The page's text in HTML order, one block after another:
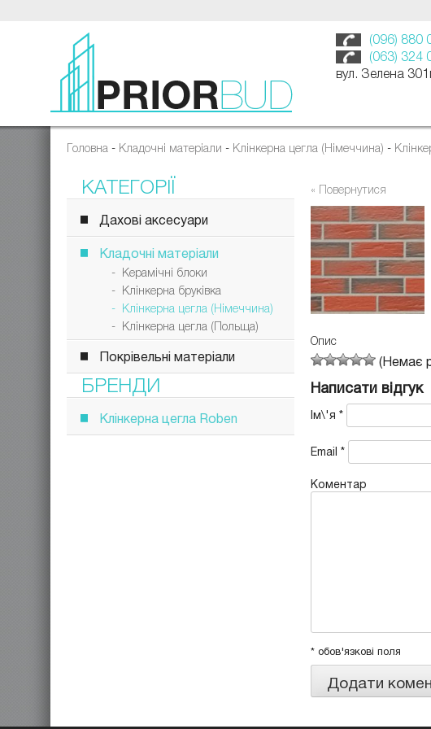
(096) 880
(063) 324
вул. Зелена
Головна - Кладочні матеріали - Клінкерна цегла (Німеччина) -
КАТЕГОРІЇ
Дахові аксесуари
Кладочні матеріали
- Керамічні блоки
- Клінкерна бруківка
- Клінкерна цегла (Німеччина)
- Клінкерна цегла (Польща)
Покрівельні матеріали
БРЕНДИ
Клінкерна цегла Roben
« Повернутися
Опис
(Немає
Написати відгук
Ім\'я *
Email *
Коментар
* обов'язкові поля